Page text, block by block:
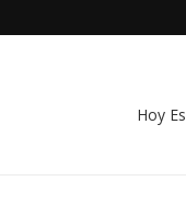
VIVIENDA Y CREDITO DE
Hoy Es